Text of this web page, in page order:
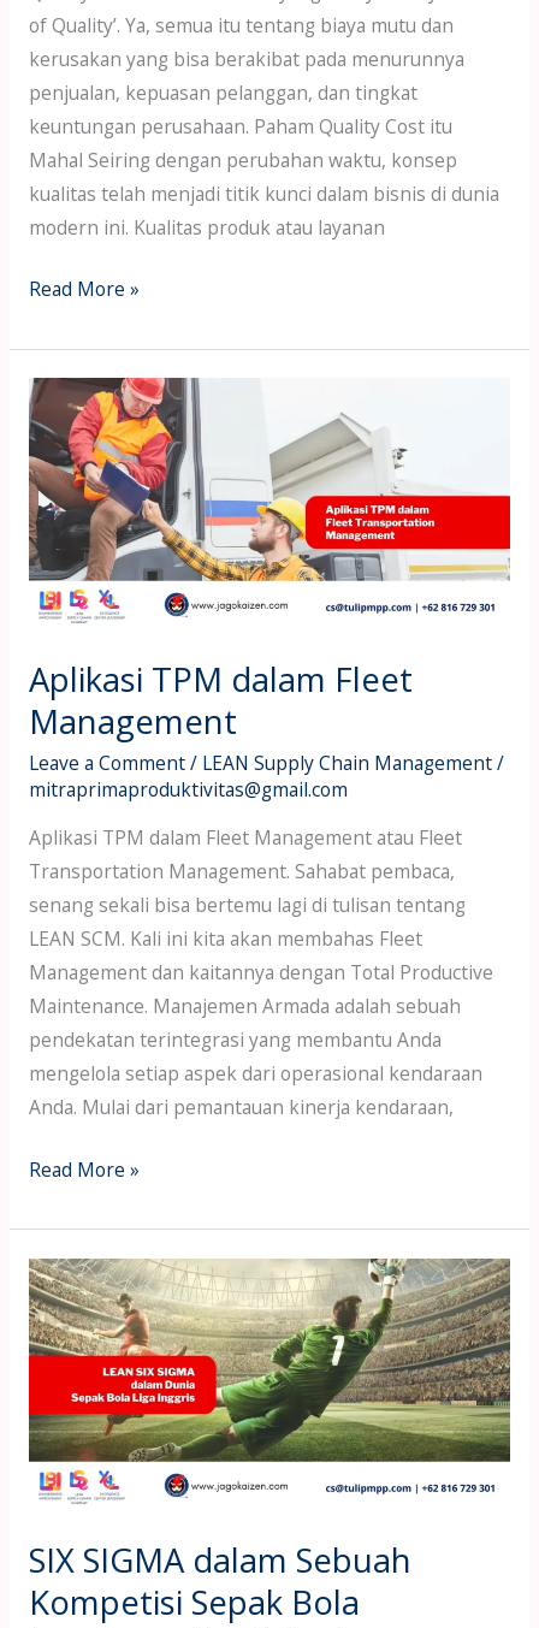
of Quality’. Ya, semua itu tentang biaya mutu dan
kerusakan yang bisa berakibat pada menurunnya
penjualan, kepuasan pelanggan, dan tingkat
keuntungan perusahaan. Paham Quality Cost itu
Mahal Seiring dengan perubahan waktu, konsep
kualitas telah menjadi titik kunci dalam bisnis di dunia
modern ini. Kualitas produk atau layanan
Read More »
Aplikasi TPM dalam Fleet
Management
Leave a Comment/ LEAN Supply Chain Management/
mitraprimaproduktivitas@gmail.com
Aplikasi TPM dalam Fleet Management atau Fleet
Transportation Management. Sahabat pembaca,
senang sekali bisa bertemu lagi di tulisan tentang
LEAN SCM. Kali ini kita akan membahas Fleet
Management dan kaitannya dengan Total Productive
Maintenance. Manajemen Armada adalah sebuah
pendekatan terintegrasi yang membantu Anda
mengelola setiap aspek dari operasional kendaraan
Anda. Mulai dari pemantauan kinerja kendaraan,
Aplikasi
TPM
dalam
Fleet
Management
Read More »
SIX SIGMA dalam Sebuah
Kompetisi Sepak Bola
SIX
SIGMA
dalam
Kompetisi
Sepak
Bola